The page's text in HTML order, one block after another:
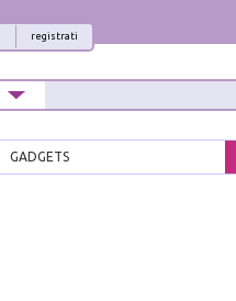
registrati
GADGETS